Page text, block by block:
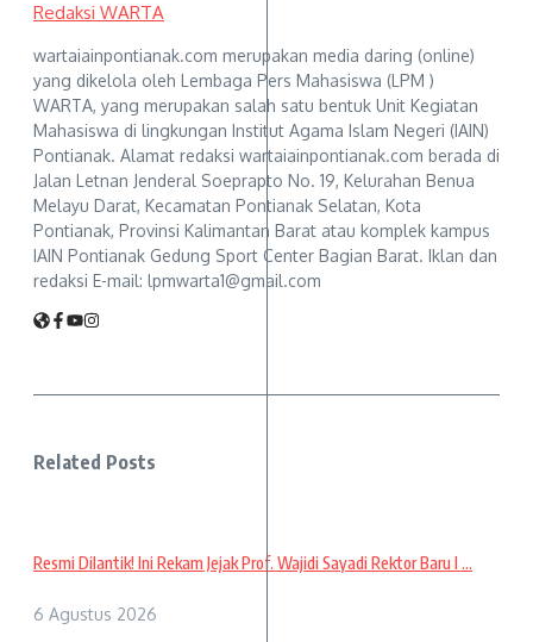
Redaksi WARTA
wartaiainpontianak.com merupakan media daring (online)
yang dikelola oleh Lembaga Pers Mahasiswa (LPM )
WARTA, yang merupakan salah satu bentuk Unit Kegiatan
Mahasiswa di lingkungan Institut Agama Islam Negeri (IAIN)
Pontianak. Alamat redaksi wartaiainpontianak.com berada di
Jalan Letnan Jenderal Soeprapto No. 19, Kelurahan Benua
Melayu Darat, Kecamatan Pontianak Selatan, Kota
Pontianak, Provinsi Kalimantan Barat atau komplek kampus
IAIN Pontianak Gedung Sport Center Bagian Barat. Iklan dan
redaksi E-mail: lpmwarta1@gmail.com
Related Posts
Resmi Dilantik! Ini Rekam Jejak Prof. Wajidi Sayadi Rektor Baru I ...
6 Agustus 2026